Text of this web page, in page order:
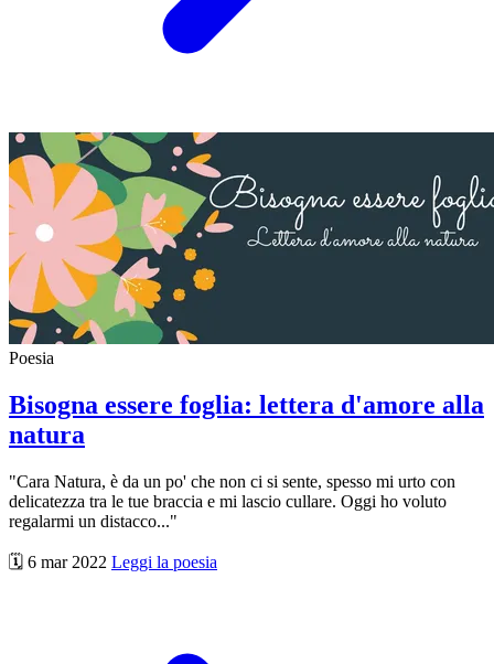
Poesia
Bisogna essere foglia: lettera d'amore alla
natura
"Cara Natura, è da un po' che non ci si sente, spesso mi urto con
delicatezza tra le tue braccia e mi lascio cullare. Oggi ho voluto
regalarmi un distacco..."
🗓️ 6 mar 2022 Leggi la poesia